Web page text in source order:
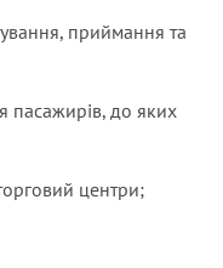
приймання та
пасажирів, до яких
центри;